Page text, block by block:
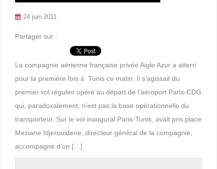
24 juin 2011
Partager sur :
La compagnie aérienne française privée Aigle Azur a atterri
pour la première fois à Tunis ce matin. Il s’agissait du
premier vol régulier opéré au départ de l’aéroport Paris-CDG
qui, paradoxalement, n’est pas la base opérationnelle du
transporteur. Sur le vol inaugural Paris-Tunis, avait pris place
Meziane Idjerouidene, directeur général de la compagnie,
accompagné d’un […]